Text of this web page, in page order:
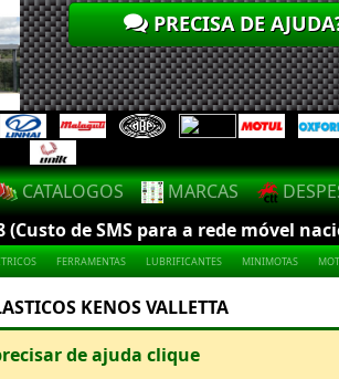
PRECISA DE
CATALOGOS MARCAS
(Custo de SMS para a rede móvel
FERRAMENTAS LUBRIFICANTES MINIMOTAS
KENOS VALLETTA
de ajuda clique